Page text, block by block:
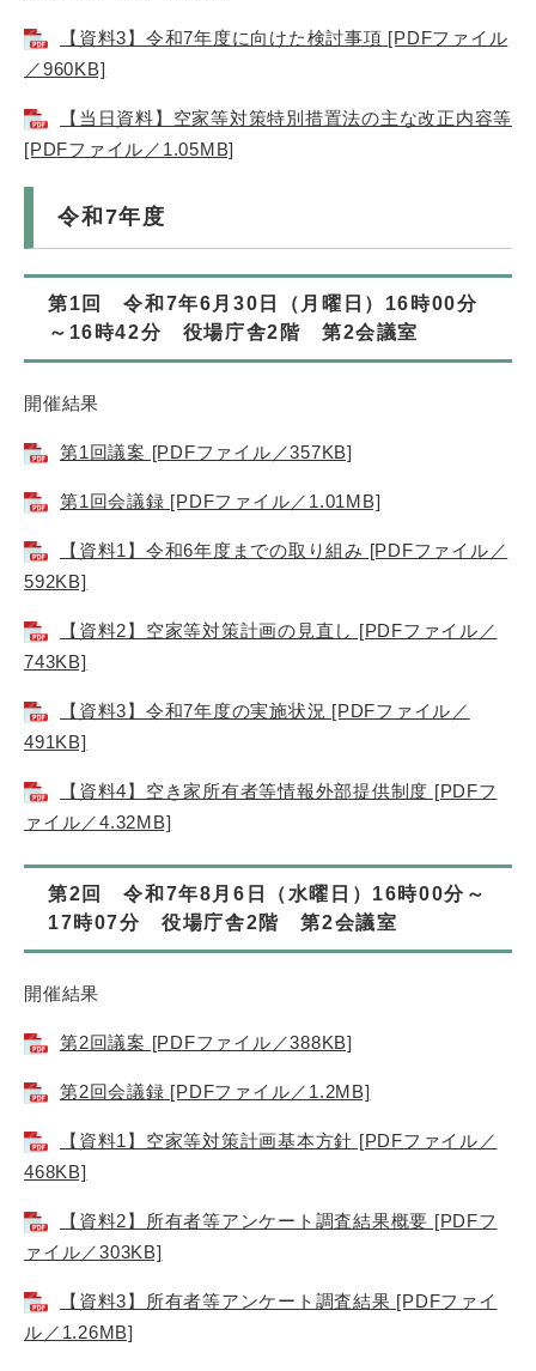
【資料3】令和7年度に向けた検討事項 [PDFファイル
／960KB]
【当日資料】空家等対策特別措置法の主な改正内容等
[PDFファイル／1.05MB]
令和7年度
第1回 令和7年6月30日（月曜日）16時00分
～16時42分 役場庁舎2階 第2会議室
開催結果
第1回議案 [PDFファイル／357KB]
第1回会議録 [PDFファイル／1.01MB]
【資料1】令和6年度までの取り組み [PDFファイル／
592KB]
【資料2】空家等対策計画の見直し [PDFファイル／
743KB]
【資料3】令和7年度の実施状況 [PDFファイル／
491KB]
【資料4】空き家所有者等情報外部提供制度 [PDFフ
ァイル／4.32MB]
第2回 令和7年8月6日（水曜日）16時00分～
17時07分 役場庁舎2階 第2会議室
​開催結果
第2回議案 [PDFファイル／388KB]
第2回会議録 [PDFファイル／1.2MB]
【資料1】空家等対策計画基本方針 [PDFファイル／
468KB]
【資料2】所有者等アンケート調査結果概要 [PDFフ
ァイル／303KB]
【資料3】所有者等アンケート調査結果 [PDFファイ
ル／1.26MB]